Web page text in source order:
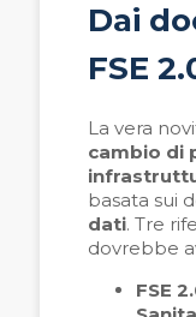
Dai
FSE
La vera
cambio di
basata sui
dati. Tre
dovrebbe
FSE